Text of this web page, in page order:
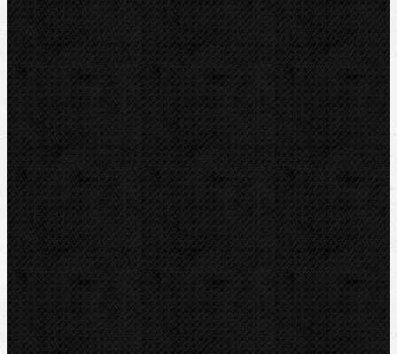
RIDGID
BERNZOMATIC
NIPO
ROTHENBERGER
REMS
VIRAX